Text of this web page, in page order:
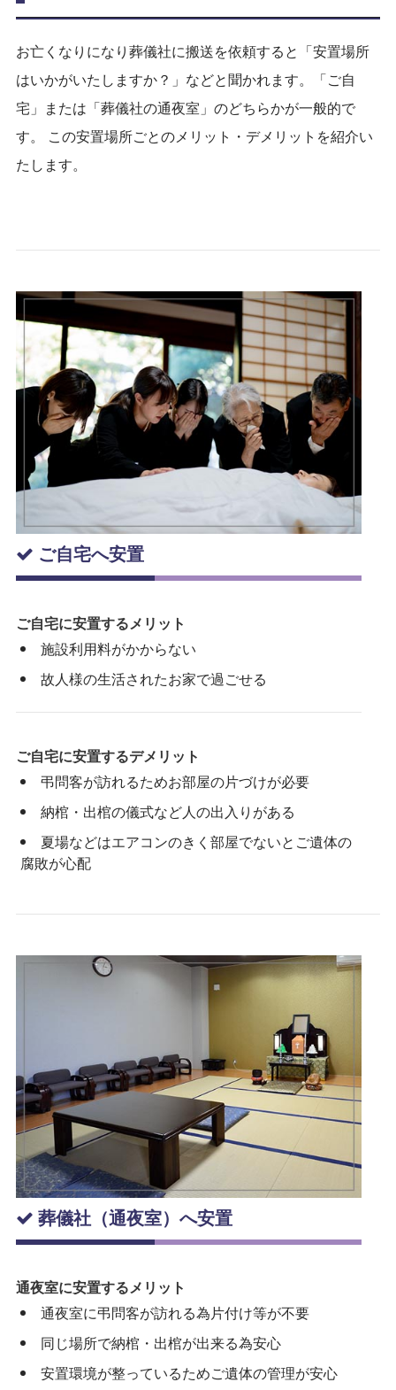
お亡くなりになり葬儀社に搬送を依頼すると「安置場所
はいかがいたしますか？」などと聞かれます。「ご自
宅」または「葬儀社の通夜室」のどちらかが一般的で
す。 この安置場所ごとのメリット・デメリットを紹介い
たします。
ご自宅へ安置
ご自宅に安置するメリット
施設利用料がかからない
故人様の生活されたお家で過ごせる
ご自宅に安置するデメリット
弔問客が訪れるためお部屋の片づけが必要
納棺・出棺の儀式など人の出入りがある
夏場などはエアコンのきく部屋でないとご遺体の
腐敗が心配
葬儀社（通夜室）へ安置
通夜室に安置するメリット
通夜室に弔問客が訪れる為片付け等が不要
同じ場所で納棺・出棺が出来る為安心
安置環境が整っているためご遺体の管理が安心